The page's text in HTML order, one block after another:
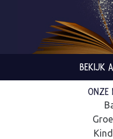
BEKIJK
ONZE